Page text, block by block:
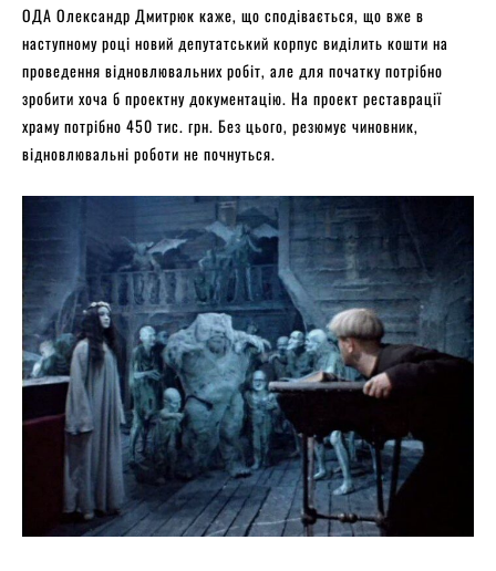
ОДА Олександр Дмитрюк каже, що сподівається, що вже в
наступному році новий депутатський корпус виділить кошти на
проведення відновлювальних робіт, але для початку потрібно
зробити хоча б проектну документацію. На проект реставрації
храму потрібно 450 тис. грн. Без цього, резюмує чиновник,
відновлювальні роботи не почнуться.